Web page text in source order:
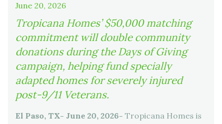
June 20, 2026
Tropicana Homes’ $50,000 matching
commitment will double community
donations during the Days of Giving
campaign, helping fund specially
adapted homes for severely injured
post-9/11 Veterans.
El Paso, TX- June 20, 2026- Tropicana Homes is